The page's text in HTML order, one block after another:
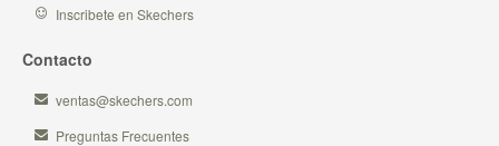
Inscribete en Skechers
Contacto
ventas@skechers.com
Preguntas Frecuentes